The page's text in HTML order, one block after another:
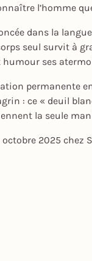
l’homme
dans la
seul survit à
ses
permanente
: ce « deuil
la seule
2025 chez